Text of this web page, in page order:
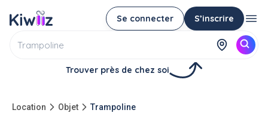
Se connecter S’inscrire
Trouver près de chez soi
Location Objet Trampoline